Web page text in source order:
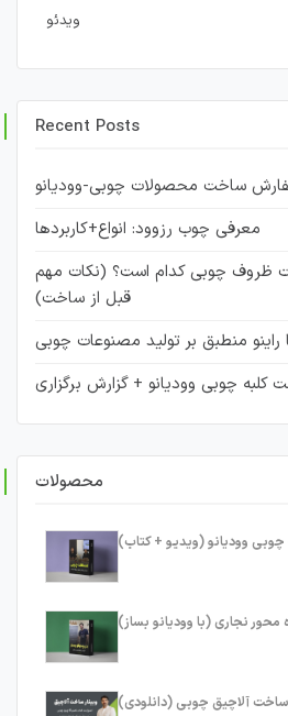
ویدئو
Recent Posts
ساخت محصولات چوبی-وودیانو
معرفی چوب رزوود: انواع+کاربردها
ظروف چوبی کدام است؟ (نکات مهم
قبل از ساخت)
منطبق بر تولید مصنوعات چوبی
چوبی وودیانو + گزارش برگزاری
محصولات
وودیانو (ویدیو + کتاب)
محور نجاری (با وودیانو بساز)
ساخت آلاچیق چوبی (دانلودی)